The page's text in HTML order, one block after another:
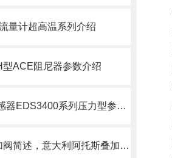
量计超高温系列介绍
ACE阻尼器参数介绍
贺德克传感器EDS3400系列压力型参数介绍
ATOS叠加阀简述，意大利阿托斯叠加阀*